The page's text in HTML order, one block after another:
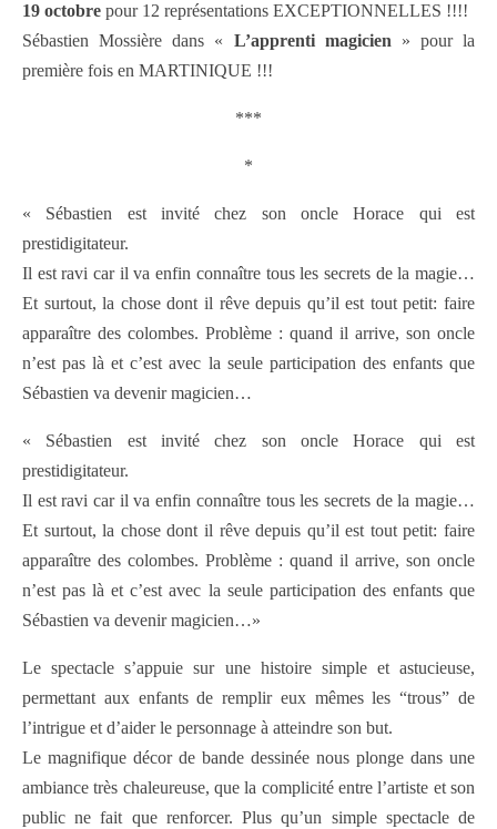
19 octobre pour 12 représentations EXCEPTIONNELLES !!!!
Sébastien Mossière dans « L’apprenti magicien» pour la
première fois en MARTINIQUE !!!
***
*
« Sébastien est invité chez son oncle Horace qui est
prestidigitateur.
Il est ravi car il va enfin connaître tous les secrets de la magie…
Et surtout, la chose dont il rêve depuis qu’il est tout petit: faire
apparaître des colombes. Problème : quand il arrive, son oncle
n’est pas là et c’est avec la seule participation des enfants que
Sébastien va devenir magicien…
« Sébastien est invité chez son oncle Horace qui est
prestidigitateur.
Il est ravi car il va enfin connaître tous les secrets de la magie…
Et surtout, la chose dont il rêve depuis qu’il est tout petit: faire
apparaître des colombes. Problème : quand il arrive, son oncle
n’est pas là et c’est avec la seule participation des enfants que
Sébastien va devenir magicien…»
Le spectacle s’appuie sur une histoire simple et astucieuse,
permettant aux enfants de remplir eux mêmes les “trous” de
l’intrigue et d’aider le personnage à atteindre son but.
Le magnifique décor de bande dessinée nous plonge dans une
ambiance très chaleureuse, que la complicité entre l’artiste et son
public ne fait que renforcer. Plus qu’un simple spectacle de